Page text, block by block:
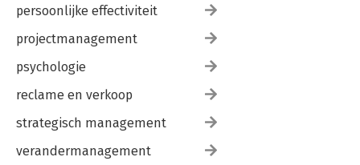
persoonlijke effectiviteit
projectmanagement
psychologie
reclame en verkoop
strategisch management
verandermanagement